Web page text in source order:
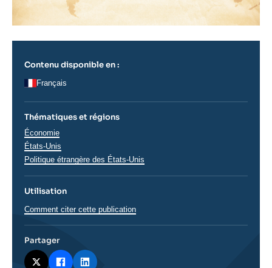
Contenu disponible en :
Français
Thématiques et régions
Thématiques
analyses
Économie
Régions
États-Unis
Politique étrangère des États-Unis
Utilisation
Comment citer cette publication
Partager